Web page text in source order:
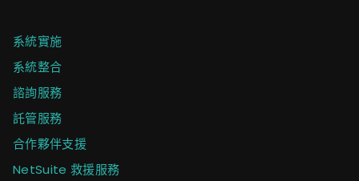
系統實施
系統整合
諮詢服務
託管服務
合作夥伴支援
NetSuite 救援服務